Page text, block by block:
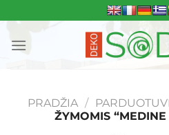
to
content
PRADŽIA /
ŽYMOMIS